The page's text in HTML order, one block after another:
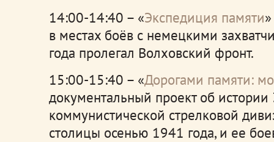
14:00-14:40 – «Экспедиция памяти
в местах боёв с немецкими
года пролегал Волховский фронт.
15:00-15:40 – «Дорогами памяти:
документальный проект об
коммунистической стрелковой
столицы осенью 1941 года, и ее